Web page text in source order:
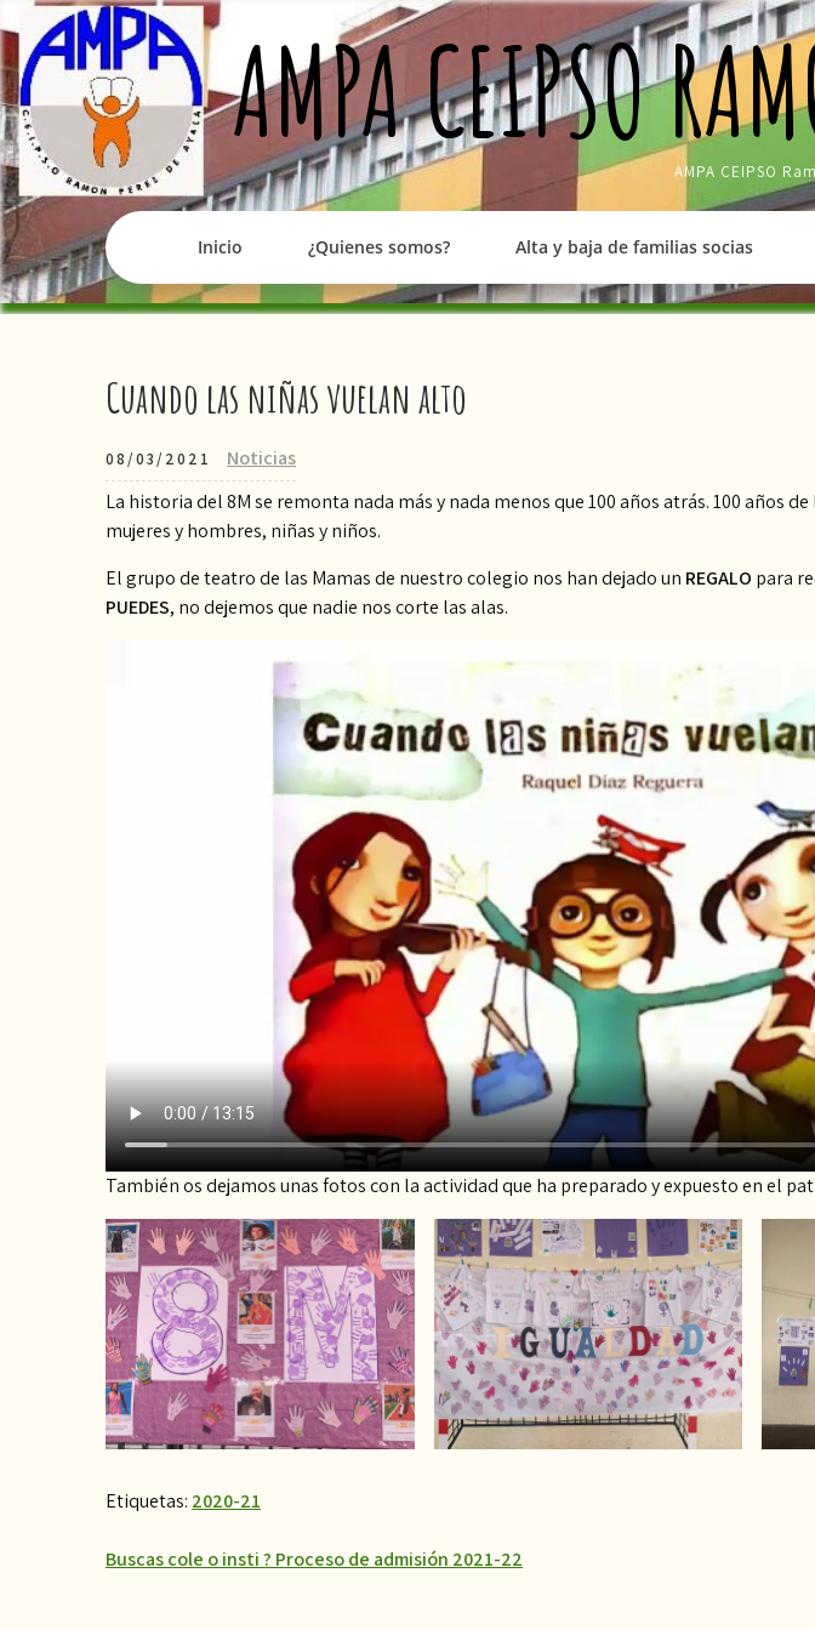
to
content
AMPA CEIPSO
AMPA CEIPSO
Inicio ¿Quienes somos? Alta y baja de familias socias
Cuando las niñas vuelan alto
08/03/2021
Noticias
La historia del 8M se remonta nada más y nada menos que 100 años atrás. 100 años
mujeres y hombres, niñas y niños.
El grupo de teatro de las Mamas de nuestro colegio nos han dejado un REGALO para
PUEDES, no dejemos que nadie nos corte las alas.
También os dejamos unas fotos con la actividad que ha preparado y expuesto en el
Etiquetas: 2020-21
Navegación
Buscas cole o insti ? Proceso de admisión 2021-22